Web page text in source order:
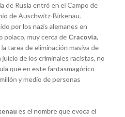
de Rusia entró en el Campo de
de Auschwitz-Birkenau.
por los nazis alemanes en
polaco, muy cerca de Cracovia,
tarea de eliminación masiva de
de los criminales racistas, no
que en este fantasmagórico
y medio de personas
es el nombre que evoca el